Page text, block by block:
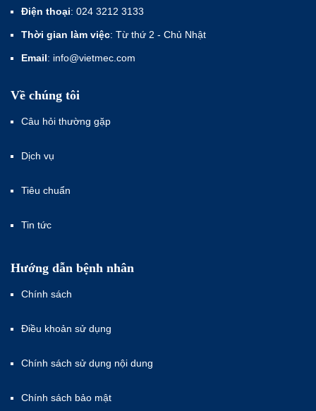
Điện thoại: 024 3212 3133
Thời gian làm việc: Từ thứ 2 - Chủ Nhật
Email: info@vietmec.com
Về chúng tôi
Câu hỏi thường gặp
Dịch vụ
Tiêu chuẩn
Tin tức
Hướng dẫn bệnh nhân
Chính sách
Điều khoản sử dụng
Chính sách sử dụng nội dung
Chính sách bảo mật